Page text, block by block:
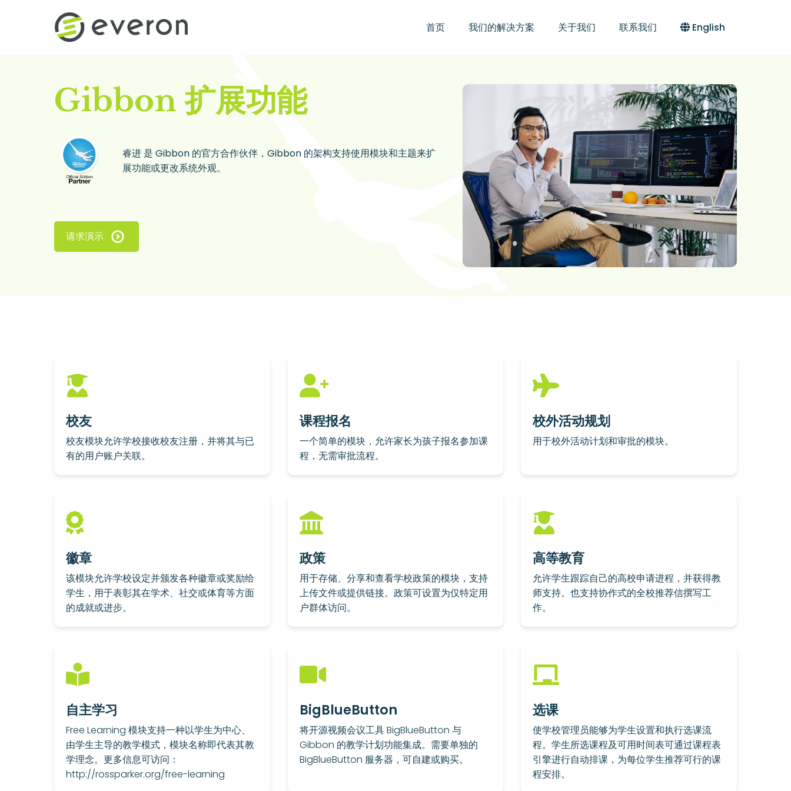
首页
我们的解决方案 关于我们 联系我们 English
Gibbon 扩展功能
睿进 是 Gibbon 的官方合作伙伴，Gibbon 的架构支持使用模块和主题来扩
展功能或更改系统外观。
请求演示
校友
校友模块允许学校接收校友注册，并将其与已
有的用户账户关联。
课程报名
一个简单的模块，允许家长为孩子报名参加课
程，无需审批流程。
校外活动规划
用于校外活动计划和审批的模块。
徽章
该模块允许学校设定并颁发各种徽章或奖励给
学生，用于表彰其在学术、社交或体育等方面
的成就或进步。
政策
用于存储、分享和查看学校政策的模块，支持
上传文件或提供链接。政策可设置为仅特定用
户群体访问。
高等教育
允许学生跟踪自己的高校申请进程，并获得教
师支持。也支持协作式的全校推荐信撰写工
作。
自主学习
Free Learning 模块支持一种以学生为中心、
由学生主导的教学模式，模块名称即代表其教
学理念。更多信息可访问：
http://rossparker.org/free-learning
BigBlueButton
将开源视频会议工具 BigBlueButton 与
Gibbon 的教学计划功能集成。需要单独的
BigBlueButton 服务器，可自建或购买。
选课
使学校管理员能够为学生设置和执行选课流
程。学生所选课程及可用时间表可通过课程表
引擎进行自动排课，为每位学生推荐可行的课
程安排。